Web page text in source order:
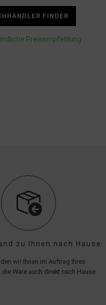
FINDER
Preisempfehlung
zu Ihnen nach Hause
wir Ihnen im Auftrag Ihres
Ware auch direkt nach Hause